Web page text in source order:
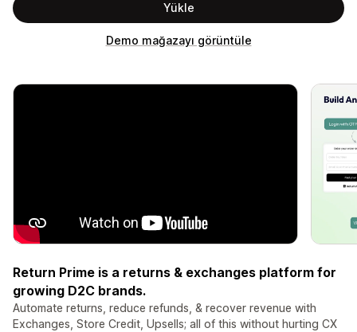
Yükle
Demo mağazayı görüntüle
Return Prime is a returns & exchanges platform for
growing D2C brands.
Automate returns, reduce refunds, & recover revenue with
Exchanges, Store Credit, Upsells; all of this without hurting CX